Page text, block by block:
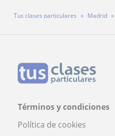
Tus clases particulares Madrid
Términos y condiciones
Política de cookies